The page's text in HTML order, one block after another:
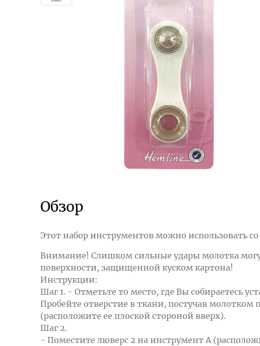
Обзор
Этот набор инструментов можно использовать
Внимание! Слишком сильные удары молотка
поверхности, защищенной куском картона!
Инструкции:
Шаг 1. - Отметьте то место, где Вы собираетесь
Пробейте отверстие в ткани, постучав молотком
(расположите ее плоской стороной вверх).
Шаг 2.
- Поместите люверс 2 на инструмент А